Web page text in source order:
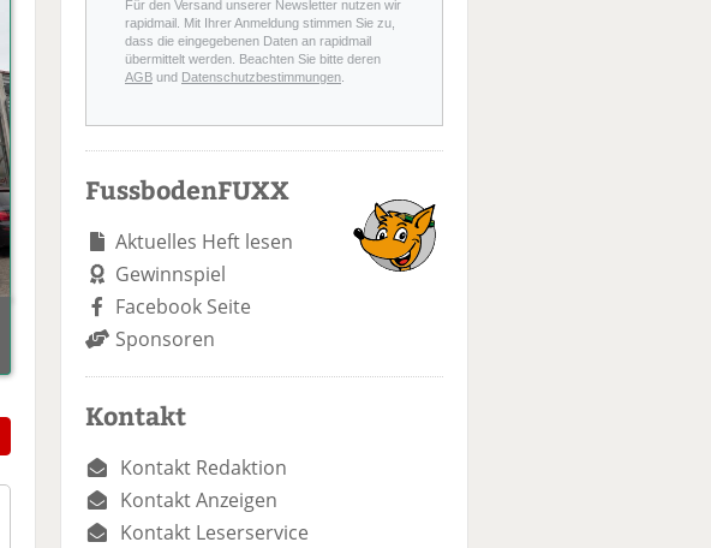
Für den Versand unserer Newsletter nutzen wir
rapidmail. Mit Ihrer Anmeldung stimmen Sie zu,
dass die eingegebenen Daten an rapidmail
übermittelt werden. Beachten Sie bitte deren
AGB und Datenschutzbestimmungen.
FussbodenFUXX
Aktuelles Heft lesen
Gewinnspiel
Facebook Seite
Sponsoren
Kontakt
Kontakt Redaktion
Kontakt Anzeigen
Kontakt Leserservice